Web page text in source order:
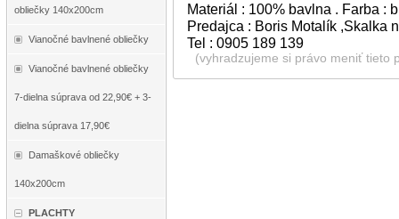
obliečky 140x200cm
Vianočné bavlnené obliečky
Vianočné bavlnené obliečky
7-dielna súprava od 22,90€ + 3-
dielna súprava 17,90€
Damaškové obliečky
140x200cm
PLACHTY
Materiál : 100% bavlna . Farba :
Predajca : Boris Motalík ,Skalka
Tel : 0905 189 139
(vyhradzujeme si právo meniť tieto